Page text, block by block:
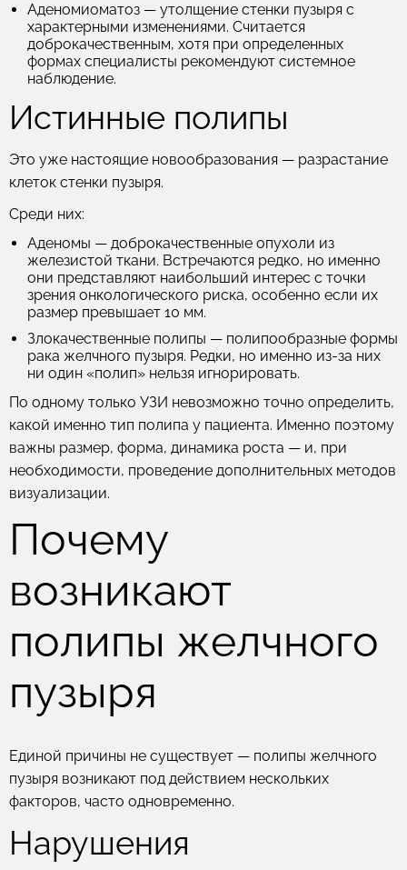
Аденомиоматоз — утолщение стенки пузыря с
характерными изменениями. Считается
доброкачественным, хотя при определенных
формах специалисты рекомендуют системное
наблюдение.
Истинные полипы
Это уже настоящие новообразования — разрастание
клеток стенки пузыря.
Среди них:
Аденомы — доброкачественные опухоли из
железистой ткани. Встречаются редко, но именно
они представляют наибольший интерес с точки
зрения онкологического риска, особенно если их
размер превышает 10 мм.
Злокачественные полипы — полипообразные формы
рака желчного пузыря. Редки, но именно из-за них
ни один «полип» нельзя игнорировать.
По одному только УЗИ невозможно точно определить,
какой именно тип полипа у пациента. Именно поэтому
важны размер, форма, динамика роста — и, при
необходимости, проведение дополнительных методов
визуализации.
Почему
возникают
полипы желчного
пузыря
Единой причины не существует — полипы желчного
пузыря возникают под действием нескольких
факторов, часто одновременно.
Нарушения